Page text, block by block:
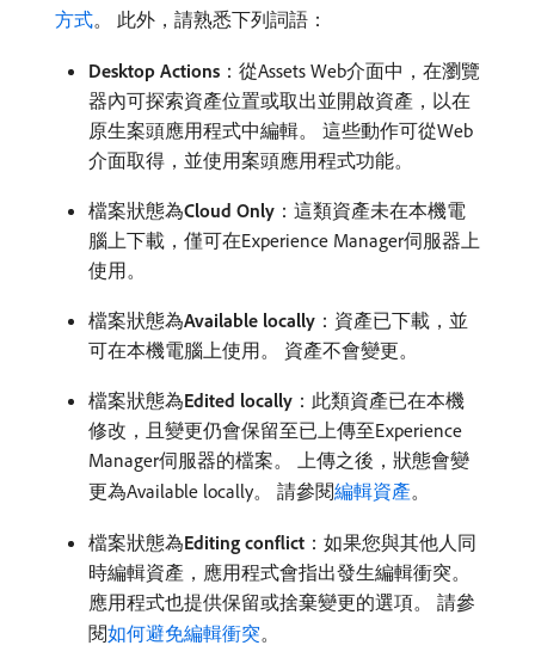
方式。 此外，請熟悉下列詞語：
Desktop Actions ：從Assets Web介面中，在瀏覽
器內可探索資產位置或取出並開啟資產，以在
原生案頭應用程式中編輯。 這些動作可從Web
介面取得，並使用案頭應用程式功能。
檔案狀態為​Cloud Only ：這類資產未在本機電
腦上下載，僅可在Experience Manager伺服器上
使用。
檔案狀態為​Available locally ：資產已下載，並
可在本機電腦上使用。 資產不會變更。
檔案狀態為​Edited locally ：此類資產已在本機
修改，且變更仍會保留至已上傳至Experience
Manager伺服器的檔案。 上傳之後，狀態會變
更為Available locally。 請參閱編輯資產。
檔案狀態為​Editing conflict ：如果您與其他人同
時編輯資產，應用程式會指出發生編輯衝突。
應用程式也提供保留或捨棄變更的選項。 請參
閱如何避免編輯衝突。